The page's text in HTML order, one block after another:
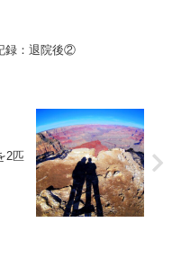
録：退院後②
2匹